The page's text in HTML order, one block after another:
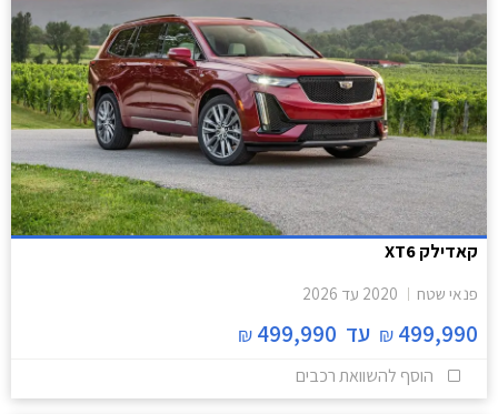
קאדילק XT6
פנאי שטח 2020 עד 2026
499,990
₪ עד 499,990
₪
הוסף להשוואת רכבים